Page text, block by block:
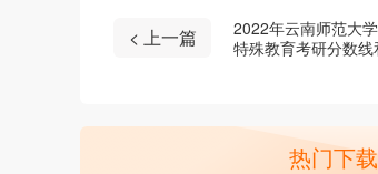
< 上一篇
2022年云南师范大
特殊教育考研分数
热门下载